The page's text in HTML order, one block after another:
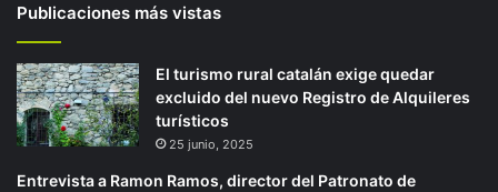
Publicaciones más vistas
El turismo rural catalán exige quedar
excluido del nuevo Registro de Alquileres
turísticos
25 junio, 2025
Entrevista a Ramon Ramos, director del Patronato de